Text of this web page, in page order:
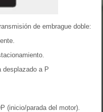
de embrague doble:
desplazado a P
(inicio/parada del motor).